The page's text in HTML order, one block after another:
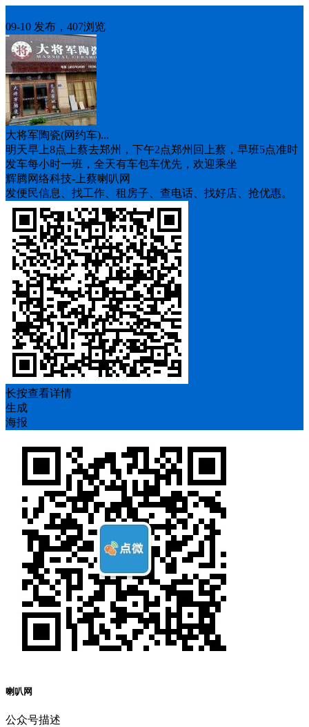
09-10 发布，407浏览
大将军陶瓷(网约车)...
明天早上8点上蔡去郑州，下午2点郑州回上蔡，早班5点准时
发车每小时一班，全天有车包车优先，欢迎乘坐
辉腾网络科技-上蔡喇叭网
发便民信息、找工作、租房子、查电话、找好店、抢优惠。
长按查看详情
生成
海报
喇叭网
公众号描述